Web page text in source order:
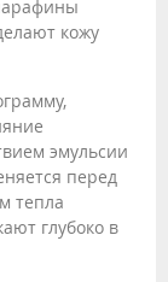
кожу
эмульсии
перед
тепла
глубоко в